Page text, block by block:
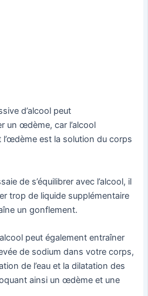
d’alcool peut
un œdème, car l’alcool
est la solution du corps
de s’équilibrer avec l’alcool, il
trop de liquide supplémentaire
un gonflement.
peut également entraîner
de sodium dans votre corps,
de l’eau et la dilatation des
ainsi un œdème et une